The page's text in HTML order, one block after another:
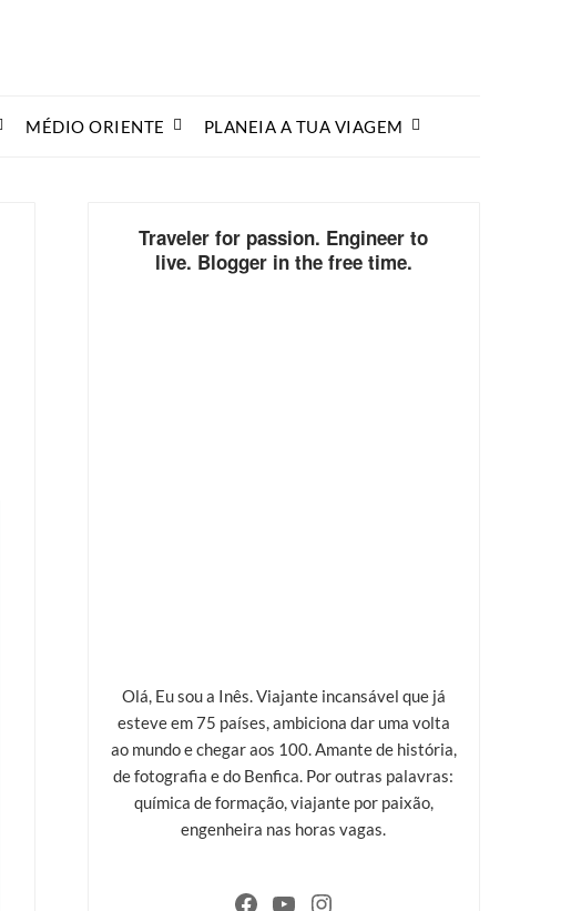
MÉDIO ORIENTE PLANEIA A TUA VIAGEM
Traveler for passion. Engineer to
live. Blogger in the free time.
Olá, Eu sou a Inês. Viajante incansável que já
esteve em 75 países, ambiciona dar uma volta
ao mundo e chegar aos 100. Amante de história,
de fotografia e do Benfica. Por outras palavras:
química de formação, viajante por paixão,
engenheira nas horas vagas.